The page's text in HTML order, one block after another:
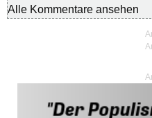
Alle Kommentare ansehen